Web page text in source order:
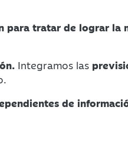
para tratar de lograr la
Integramos las
de